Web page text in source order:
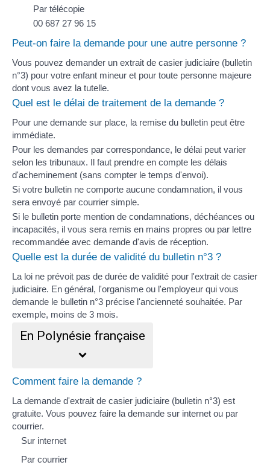
Par télécopie
00 687 27 96 15
Peut-on faire la demande pour une autre personne ?
Vous pouvez demander un extrait de casier judiciaire (bulletin
n°3) pour votre enfant mineur et pour toute personne majeure
dont vous avez la tutelle.
Quel est le délai de traitement de la demande ?
Pour une demande sur place, la remise du bulletin peut être
immédiate.
Pour les demandes par correspondance, le délai peut varier
selon les tribunaux. Il faut prendre en compte les délais
d'acheminement (sans compter le temps d'envoi).
Si votre bulletin ne comporte aucune condamnation, il vous
sera envoyé par courrier simple.
Si le bulletin porte mention de condamnations, déchéances ou
incapacités, il vous sera remis en mains propres ou par lettre
recommandée avec demande d'avis de réception.
Quelle est la durée de validité du bulletin n°3 ?
La loi ne prévoit pas de durée de validité pour l'extrait de casier
judiciaire. En général, l'organisme ou l'employeur qui vous
demande le bulletin n°3 précise l'ancienneté souhaitée. Par
exemple, moins de 3 mois.
En Polynésie française
Comment faire la demande ?
La demande d'extrait de casier judiciaire (bulletin n°3) est
gratuite. Vous pouvez faire la demande sur internet ou par
courrier.
Sur internet
Par courrier